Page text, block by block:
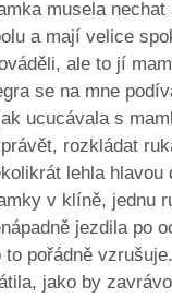
musela
a mají velice
ale to jí
se na mne
ucucávala s
rozkládat
lehla
v klíně, jednu
jezdila po
to pořádně
jako by